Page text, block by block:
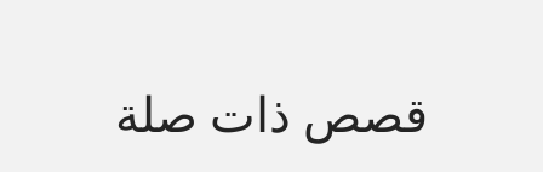
قصص ذات صلة